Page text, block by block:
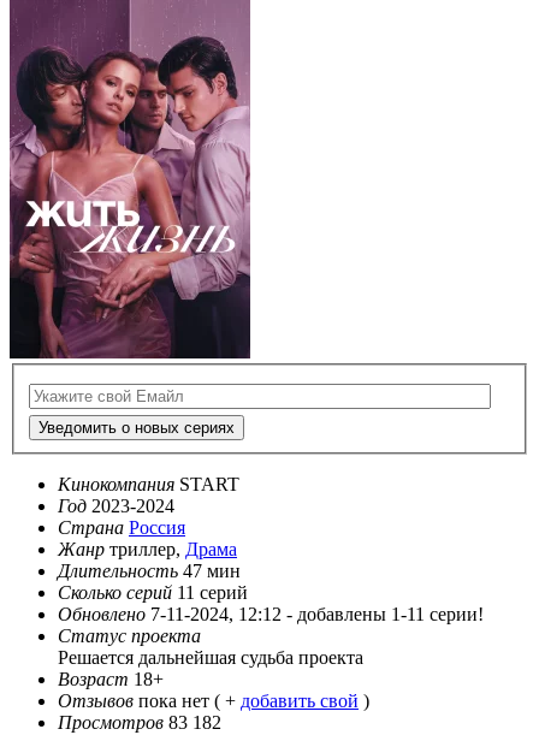
Уведомить о новых сериях
Кинокомпания START
Год 2023-2024
Страна Россия
Жанр триллер, Драма
Длительность 47 мин
Сколько серий 11 серий
Обновлено 7-11-2024, 12:12 - добавлены 1-11 серии!
Статус проекта
Решается дальнейшая судьба проекта
Возраст 18+
Отзывов пока нет ( + добавить свой )
Просмотров 83 182